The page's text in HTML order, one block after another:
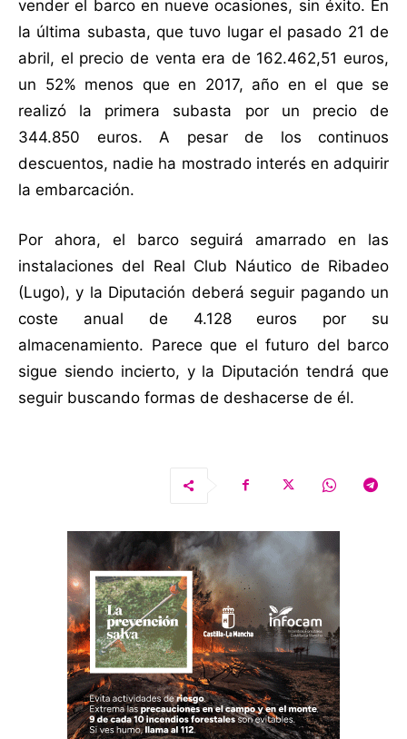
vender el barco en nueve ocasiones, sin éxito. En
la última subasta, que tuvo lugar el pasado 21 de
abril, el precio de venta era de 162.462,51 euros,
un 52% menos que en 2017, año en el que se
realizó la primera subasta por un precio de
344.850 euros. A pesar de los continuos
descuentos, nadie ha mostrado interés en adquirir
la embarcación.
Por ahora, el barco seguirá amarrado en las
instalaciones del Real Club Náutico de Ribadeo
(Lugo), y la Diputación deberá seguir pagando un
coste anual de 4.128 euros por su
almacenamiento. Parece que el futuro del barco
sigue siendo incierto, y la Diputación tendrá que
seguir buscando formas de deshacerse de él.